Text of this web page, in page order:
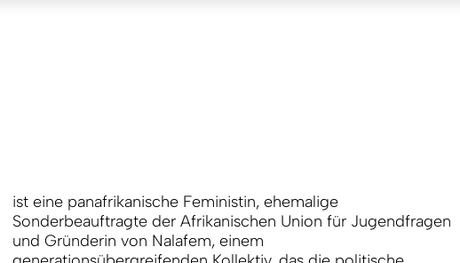
ist eine panafrikanische Feministin, ehemalige
Sonderbeauftragte der Afrikanischen Union für Jugendfragen
und Gründerin von Nalafem, einem